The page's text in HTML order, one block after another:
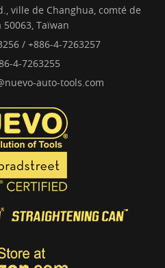
ville de Changhua, comté de
50063, Taïwan
/ +886-4-7263257
4-7263255
auto-tools.com